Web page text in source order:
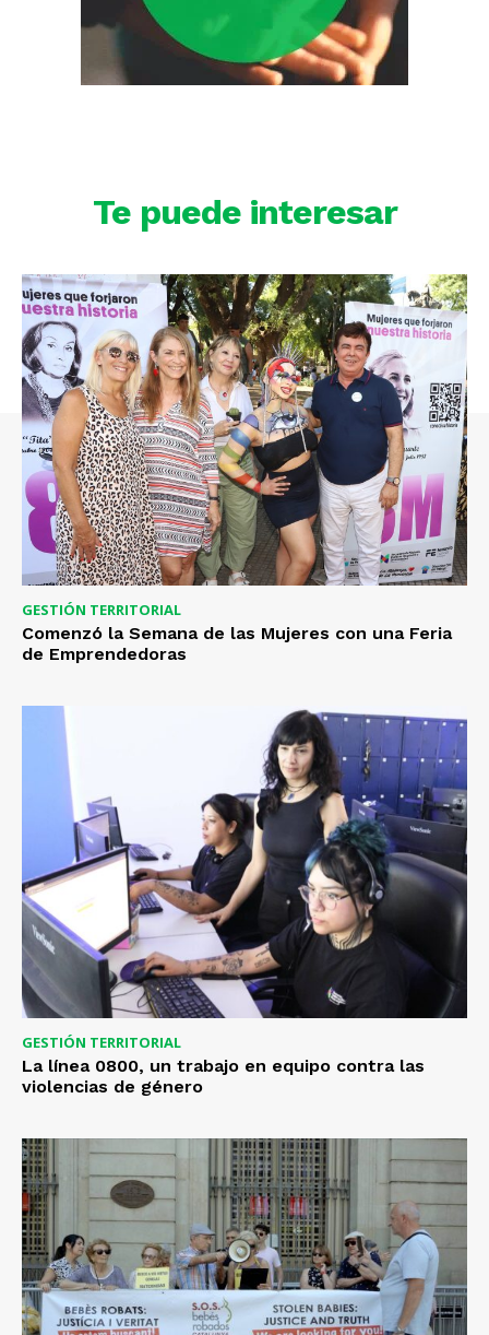
Te puede interesar
GESTIÓN TERRITORIAL
Comenzó la Semana de las Mujeres con una Feria
de Emprendedoras
GESTIÓN TERRITORIAL
La línea 0800, un trabajo en equipo contra las
violencias de género